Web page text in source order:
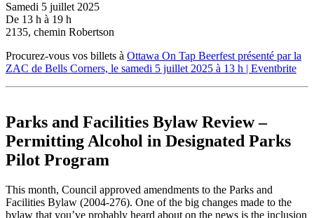
Samedi 5 juillet 2025
De 13 h à 19 h
2135, chemin Robertson
Procurez-vous vos billets à Ottawa On Tap Beerfest présenté par la
ZAC de Bells Corners, le samedi 5 juillet 2025 à 13 h | Eventbrite
Parks and Facilities Bylaw Review –
Permitting Alcohol in Designated Parks
Pilot Program
This month, Council approved amendments to the Parks and
Facilities Bylaw (2004-276). One of the big changes made to the
bylaw that you’ve probably heard about on the news is the inclusion